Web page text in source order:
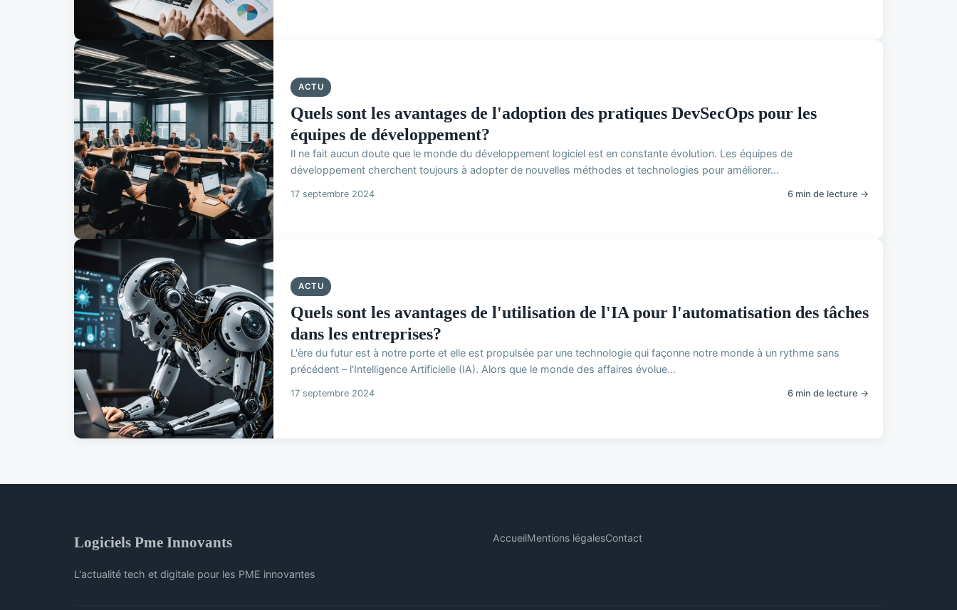
ACTU
Quels sont les avantages de l'adoption des pratiques DevSecOps pour les
équipes de développement?
Il ne fait aucun doute que le monde du développement logiciel est en constante évolution. Les équipes de
développement cherchent toujours à adopter de nouvelles méthodes et technologies pour améliorer...
17 septembre 2024 6 min de lecture →
ACTU
Quels sont les avantages de l'utilisation de l'IA pour l'automatisation des tâches
dans les entreprises?
L'ère du futur est à notre porte et elle est propulsée par une technologie qui façonne notre monde à un rythme sans
précédent – l'Intelligence Artificielle (IA). Alors que le monde des affaires évolue...
17 septembre 2024 6 min de lecture →
Logiciels Pme Innovants
L'actualité tech et digitale pour les PME innovantes
AccueilMentions légalesContact